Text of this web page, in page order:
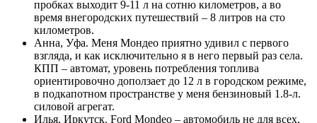
пробках выходит 9-11 л на сотню километров, а во
время внегородских путешествий – 8 литров на сто
километров.
Анна, Уфа. Меня Мондео приятно удивил с первого
взгляда, и как исключительно я в него первый раз села.
КПП – автомат, уровень потребления топлива
ориентировочно доползает до 12 л в городском режиме,
в подкапотном пространстве у меня бензиновый 1.8-л.
силовой агрегат.
Илья, Иркутск. Ford Mondeo – автомобиль не для всех,